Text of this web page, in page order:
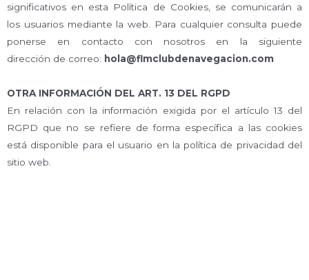
significativos en esta Política de Cookies, se comunicarán a
los usuarios mediante la web. Para cualquier consulta puede
ponerse en contacto con nosotros en la siguiente
dirección de correo: hola@flmclubdenavegacion.com
OTRA INFORMACIÓN DEL ART. 13 DEL RGPD
En relación con la información exigida por el artículo 13 del
RGPD que no se refiere de forma específica a las cookies
está disponible para el usuario en la política de privacidad del
sitio web.